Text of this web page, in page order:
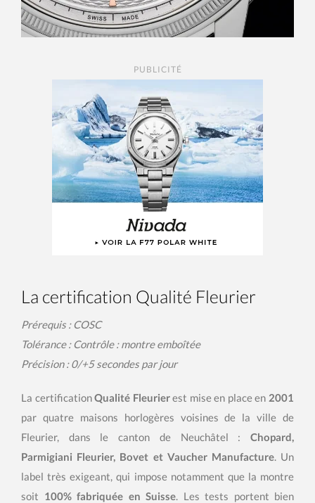
PUBLICITÉ
La certification Qualité Fleurier
Prérequis : COSC
Tolérance : Contrôle : montre emboîtée
Précision : 0/+5 secondes par jour
La certificationQualité Fleurierest mise en place en 2001
par quatre maisons horlogères voisines de la ville de
Fleurier, dans le canton de Neuchâtel : Chopard,
Parmigiani Fleurier, Bovet et Vaucher Manufacture. Un
label très exigeant, qui impose notamment que la montre
soit 100% fabriquée en Suisse. Les tests portent bien